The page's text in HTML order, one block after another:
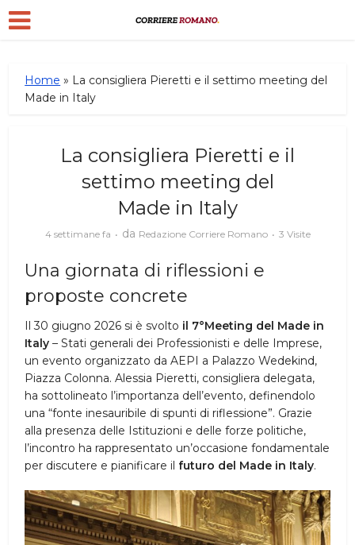
Home » La consigliera Pieretti e il settimo meeting del
Made in Italy
La consigliera Pieretti e il
settimo meeting del
Made in Italy
4 settimane fa da Redazione Corriere Romano 3 Visite
Una giornata di riflessioni e
proposte concrete
Il 30 giugno 2026 si è svolto il 7°Meeting del Made in
Italy – Stati generali dei Professionisti e delle Imprese,
un evento organizzato da AEPI a Palazzo Wedekind,
Piazza Colonna. Alessia Pieretti, consigliera delegata,
ha sottolineato l’importanza dell’evento, definendolo
una “fonte inesauribile di spunti di riflessione”. Grazie
alla presenza delle Istituzioni e delle forze politiche,
l’incontro ha rappresentato un’occasione fondamentale
per discutere e pianificare il futuro del Made in Italy.